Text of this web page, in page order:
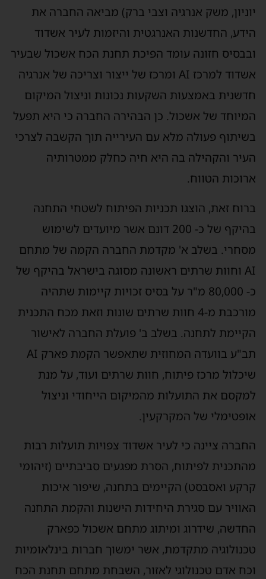
משק אנרגיה וצבי ברק) מביאה החברה את
החדשנות האנרגטית והיזמות לעיר אשדוד
חזונה עומד הפיכת תחנת הכח אשכול שבעיר
אשדוד למרכז AI ומרכז של ייצור וצריכה של אנרגיה
באמצעות השקעות נכונות וניצול המיקום
של אשכול. כן הבהירה החברה כי היא תפעל
פעולה מלא עם העירייה תוך הקשבה לצרכי
והקהילה בה היא חיה כחלק ממטרותיה
הטווח.
זאת, הוצגו תכניות הפיתוח לשטחי התחנה
בהיקף של כ- 200 דונם אשר מיועדים לשימוש
בשלב א' מקדמת החברה הקמה של מתחם
AI וחוות שרתים ראשונה מסוגה בישראל בהיקף של
כ- 80,000 מ"ר על בסיס זכויות קיימות שתהיה
מורכבת מ-4 חוות שרתים שונות וזאת מכח התכנית
לתחנה. בשלב ב' פועלת החברה לאישור
תב"ע בוועדה המחוזית שתאפשר הקמת פארק AI
מרכז פיתוח, חוות שרתים ועוד, על מנת
את התועלות מהמיקום הייחודי וניצול
של המקרקעין.
ציינה כי לעיר אשדוד צפויות תועלות רבות
לפיתוח, הסרת מפגעים סביבתיים (זיהומי
ואסבסט) הקיימים בתחנה, שיפור איכות
עם סגירת היחידות הישנות והקמת התחנה
שידרוג ומיתוג מתחם אשכול כפארק
מתקדמת, אשר ימשוך חברות בינלאומיות
אדם טכנולוגי לאזור, השבחת מתחם תחנת הכח